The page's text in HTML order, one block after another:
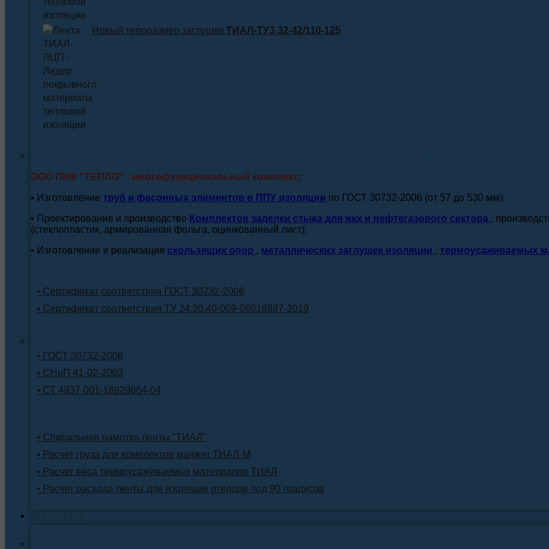
Новый типоразмер заглушки ТИАЛ-ТУЗ 32-42/110-125
ООО ПКФ "ТЕПЛО" - многофункциональный комплекс:
• Изготовление труб и фасонных элементов в ППУ изоляции по ГОСТ 30732-2006 (от 57 до 530 мм);
• Проектирование и производство Комплектов заделки стыка для жкх и нефтегазового сектора ,
(стеклопластик, армированная фольга, оцинкованный лист);
• Изготовление и реализация скользящих опор , металлических заглушек изоляции , термоусаживаемых
• Сертификат соответствия ГОСТ 30732-2006
• Сертификат соответствия ТУ 24.20.40-009-06016887-2019
• ГОСТ 30732-2006
• СНиП 41-02-2003
• СТ 4937-001-18929664-04
• Спиральная намотка ленты "ТИАЛ"
• Расчет груза для комплектов манжет ТИАЛ-М
• Расчет веса термоусаживаемых материалов ТИАЛ
• Расчет расхода ленты для изоляции отводов под 90 градусов